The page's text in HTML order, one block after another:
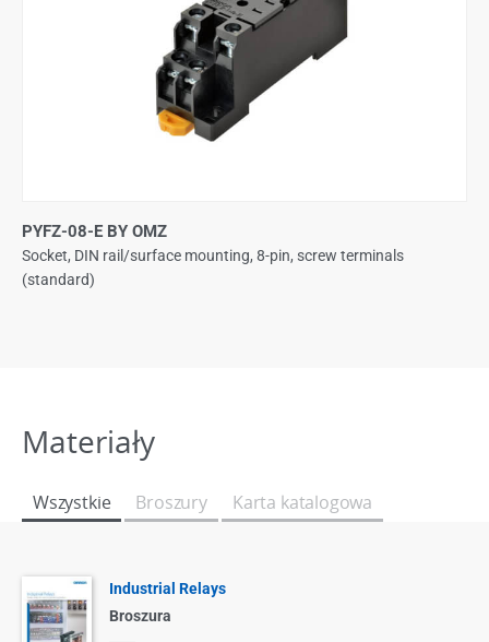
PYFZ-08-E BY OMZ
Socket, DIN rail/surface mounting, 8-pin, screw terminals
(standard)
Materiały
Wszystkie Broszury Karta katalogowa
Industrial Relays
Broszura